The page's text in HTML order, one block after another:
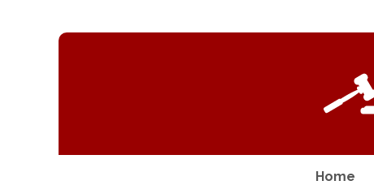
Home